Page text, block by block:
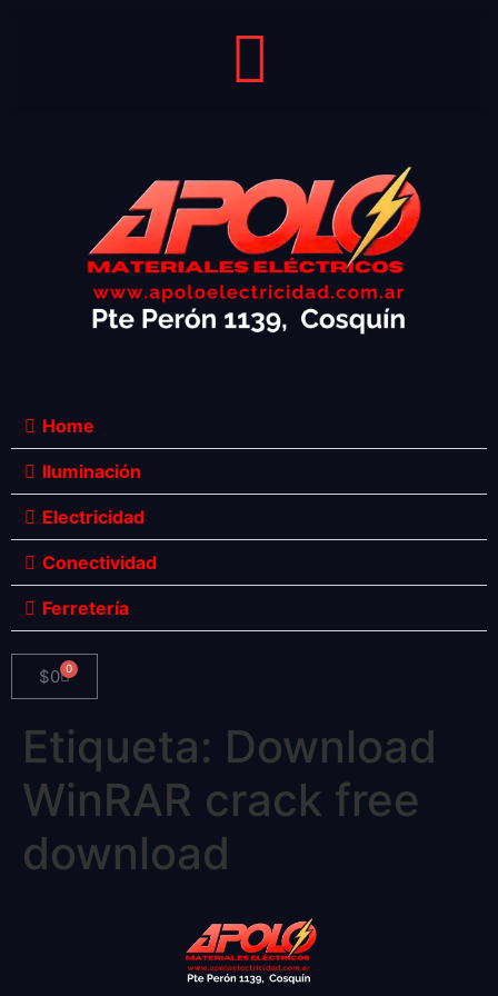
Home
Iluminación
Electricidad
Conectividad
Ferretería
$0 0
Etiqueta: Download
WinRAR crack free
download